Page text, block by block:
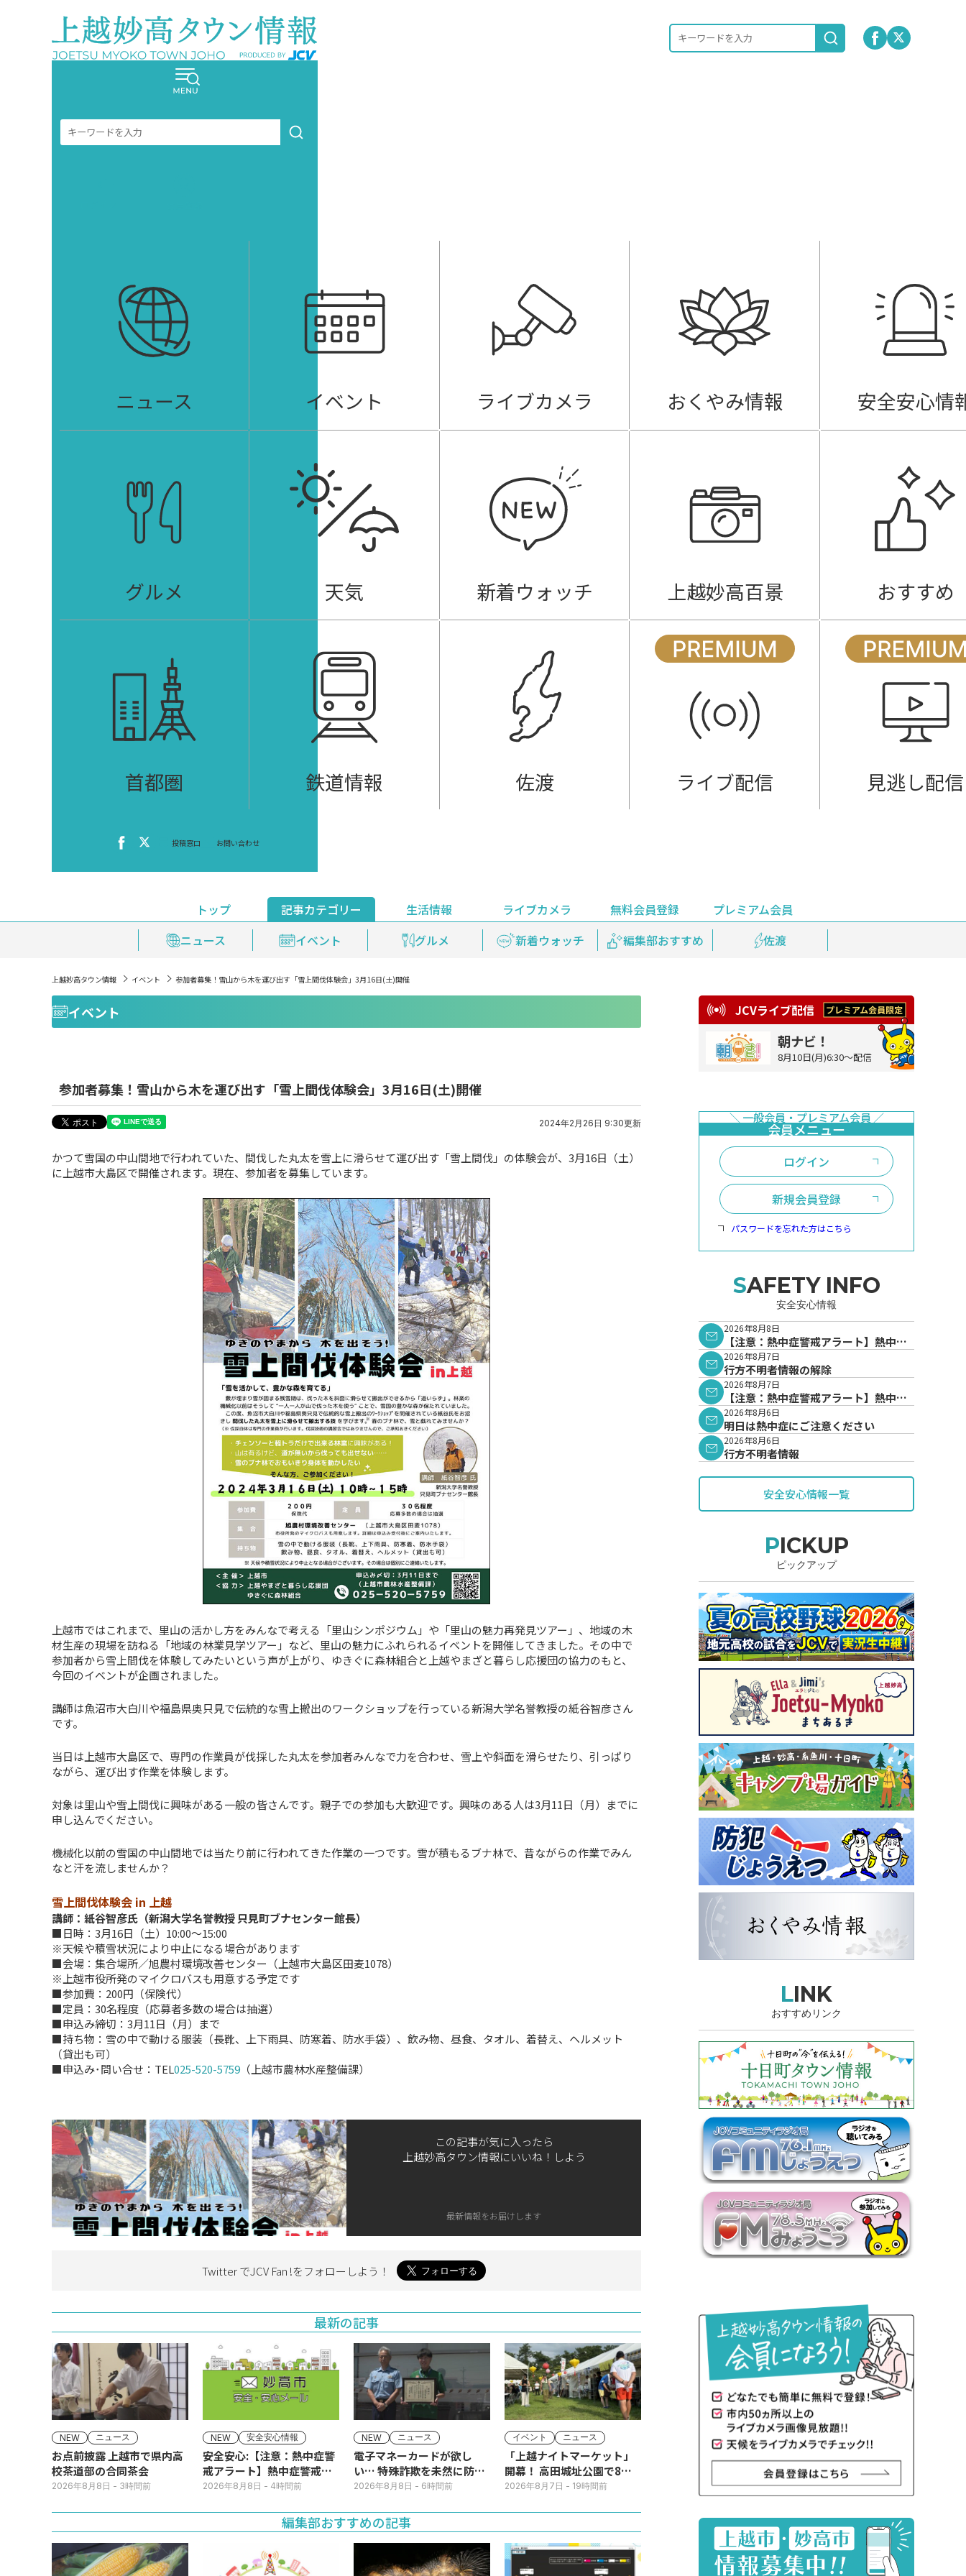
ニュース イベント ライブカメラ おくやみ情報 安全安心情
グルメ 天気 新着ウォッチ 上越妙高百景 おすすめ
首都圏 鉄道情報 佐渡 ライブ配信 見逃し配信
投稿窓口 お問い合わせ
トップ
記事カテゴリー
ニュース
イベント グルメ 新着ウォッチ 編集部おすすめ 佐渡
生活情報
おくやみ情報
安全安心情報 天気 上越妙高百景 鉄道情報
ライブカメラ 無料会員登録
プレミアム会員
ライブ配信
見逃し配信 プレミアム会員登録
上越妙高タウン情報 イベント 参加者募集！雪山から木を運び出す「雪上間伐体験会」3月16日(土)開催
イベント
参加者募集！雪山から木を運び出す「雪上間伐体験会」3月16日(土)開催
2024年2月26日 9:30更新
かつて雪国の中山間地で行われていた、間伐した丸太を雪上に滑らせて運び出す「雪上間伐」の体験会が、3月16日（土）
に上越市大島区で開催されます。現在、参加者を募集しています。
上越市ではこれまで、里山の活かし方をみんなで考える「里山シンポジウム」や「里山の魅力再発見ツアー」、地域の木
材生産の現場を訪ねる「地域の林業見学ツアー」など、里山の魅力にふれられるイベントを開催してきました。その中で
参加者から雪上間伐を体験してみたいという声が上がり、ゆきぐに森林組合と上越やまざと暮らし応援団の協力のもと、
今回のイベントが企画されました。
講師は魚沼市大白川や福島県奥只見で伝統的な雪上搬出のワークショップを行っている新潟大学名誉教授の紙谷智彦さん
です。
当日は上越市大島区で、専門の作業員が伐採した丸太を参加者みんなで力を合わせ、雪上や斜面を滑らせたり、引っぱり
ながら、運び出す作業を体験します。
対象は里山や雪上間伐に興味がある一般の皆さんです。親子での参加も大歓迎です。興味のある人は3月11日（月）までに
申し込んでください。
機械化以前の雪国の中山間地では当たり前に行われてきた作業の一つです。雪が積もるブナ林で、昔ながらの作業でみん
なと汗を流しませんか？
雪上間伐体験会 in 上越
講師：紙谷智彦氏（新潟大学名誉教授 只見町ブナセンター館長）
■日時：3月16日（土）10:00～15:00
※天候や積雪状況により中止になる場合があります
■会場：集合場所／旭農村環境改善センター（上越市大島区田麦1078）
※上越市役所発のマイクロバスも用意する予定です
■参加費：200円（保険代）
■定員：30名程度（応募者多数の場合は抽選）
■申込み締切：3月11日（月）まで
■持ち物：雪の中で動ける服装（長靴、上下雨具、防寒着、防水手袋）、飲み物、昼食、タオル、着替え、ヘルメット
（貸出も可）
■申込み･問い合せ：TEL025-520-5759 （上越市農林水産整備課）
この記事が気に入ったら
上越妙高タウン情報にいいね！しよう
最新情報をお届けします
Twitter でJCV Fan !をフォローしよう！
最新の記事
NEW ニュース
お点前披露 上越市で県内高
校茶道部の合同茶会
2026年8月8日 - 3時間前
NEW 安全安心情報
安全安心:【注意：熱中症警
戒アラート】熱中症警戒ア
ラートが発表されていま
2026年8月8日 - 4時間前
NEW ニュース
電子マネーカードが欲し
い… 特殊詐欺を未然に防
ぐ！コンビニ店員に感謝状
2026年8月8日 - 6時間前
イベント ニュース
「上越ナイトマーケット」
開幕！ 高田城址公園で8日
(土)まで
2026年8月7日 - 19時間前
編集部おすすめの記事
JCVライブ配信
朝ナビ！
8月10日(月)6:30～配信
ログイン
新規会員登録
パスワードを忘れた方はこちら
SAFETY INFO
安全安心情報
2026年8月8日
【注意：熱中症警戒アラート】熱中症
警戒アラートが発表されています。
2026年8月7日
行方不明者情報の解除
2026年8月7日
【注意：熱中症警戒アラート】熱中症
警戒アラートが発表されています。
2026年8月6日
明日は熱中症にご注意ください
2026年8月6日
行方不明者情報
安全安心情報一覧
PICKUP
ピックアップ
LINK
おすすめリンク